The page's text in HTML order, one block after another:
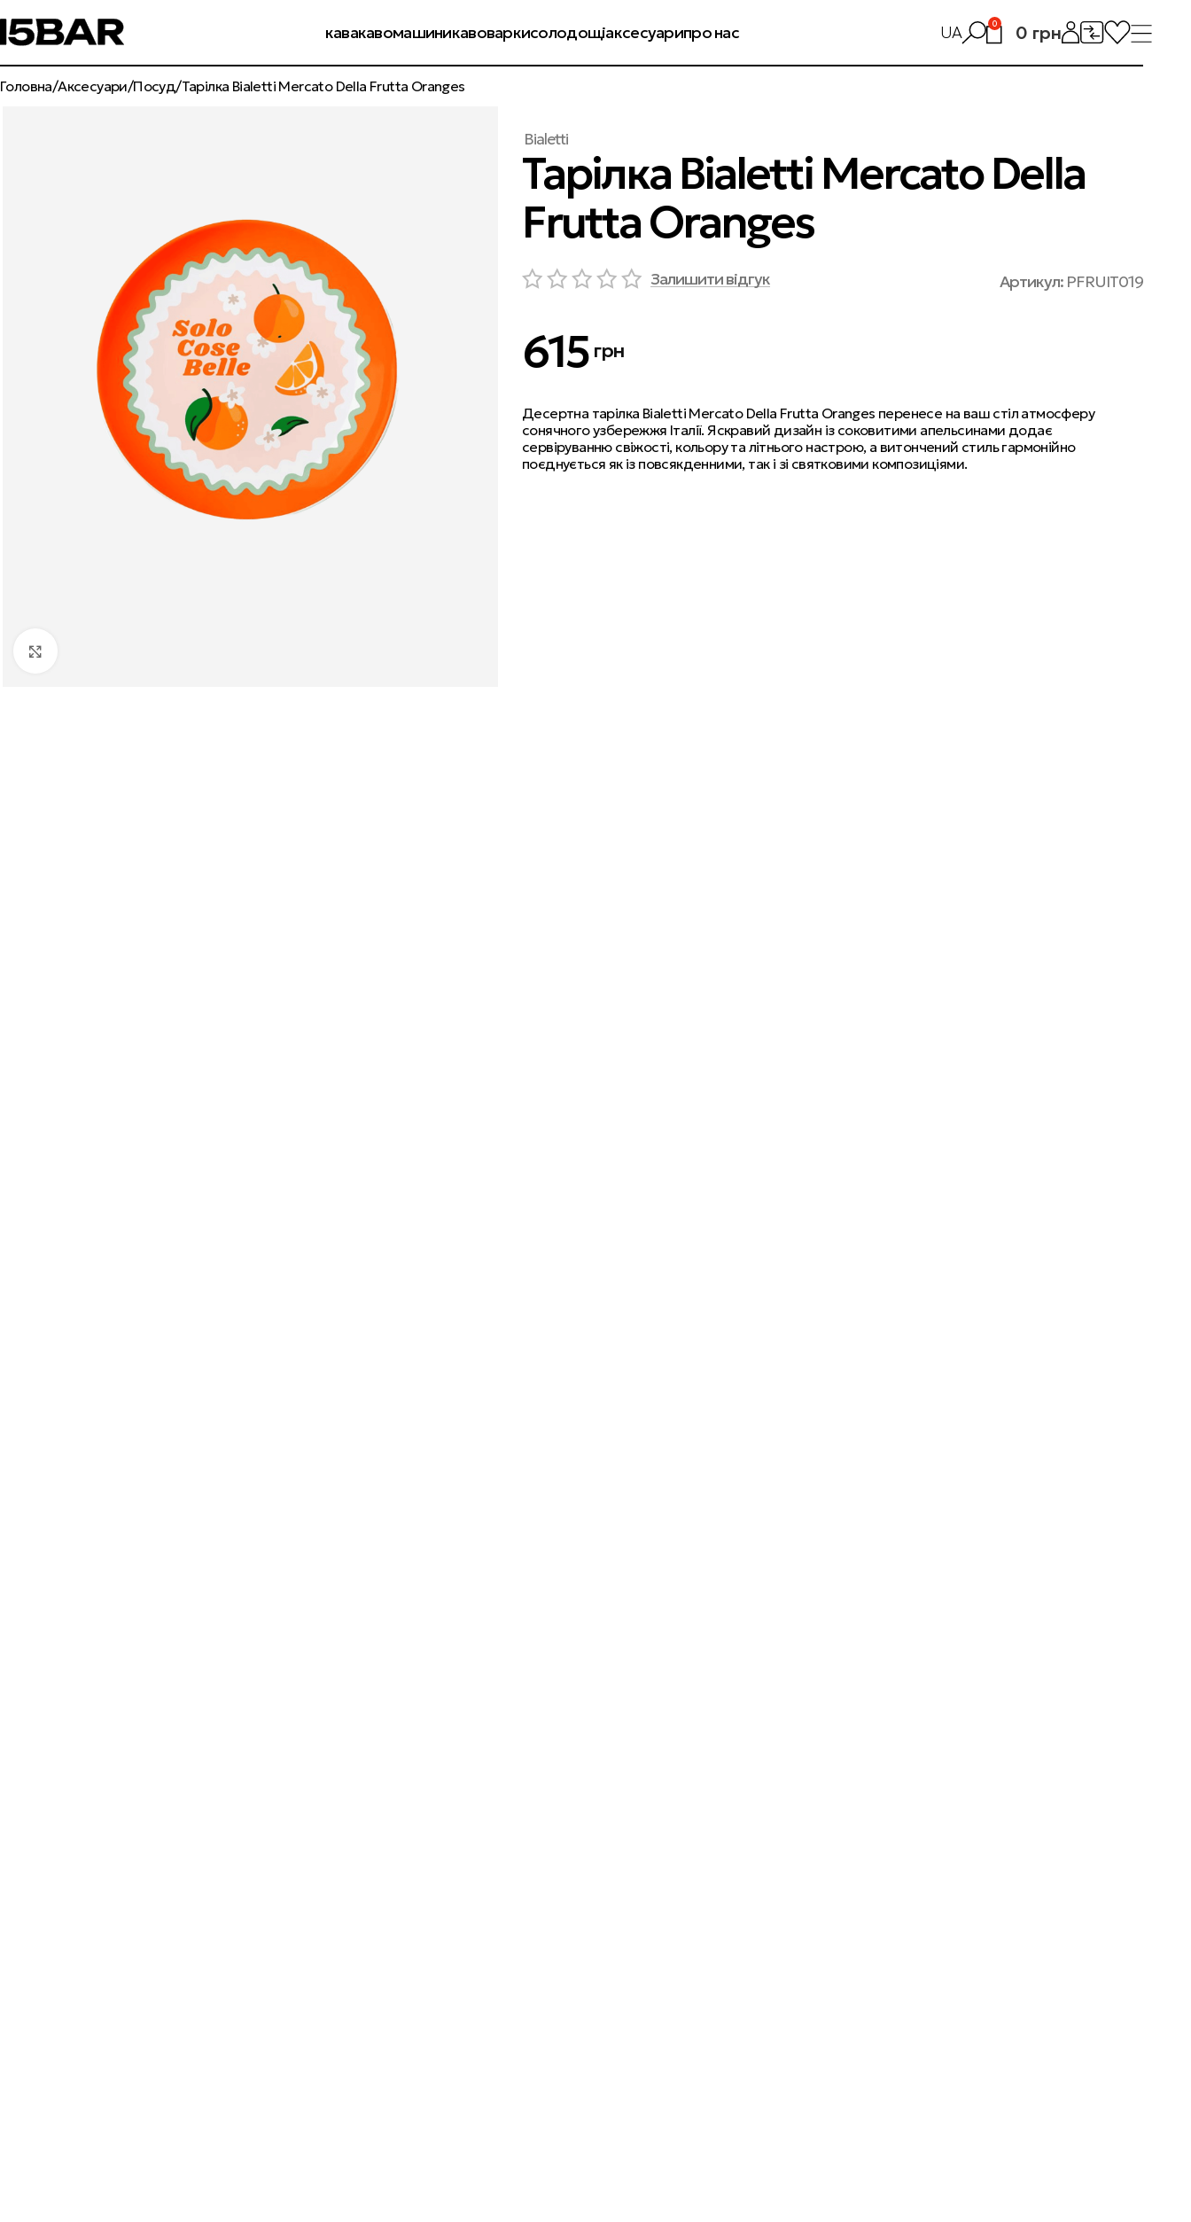
кавакавомашиникавоваркисолодощіаксесуарипро нас UA 0 0 грн
брендиколекціїоплата і доставкаобмін і повернення
Головна Аксесуари Посуд Тарілка Bialetti Mercato Della Frutta Oranges
Bialetti
Тарілка Bialetti Mercato Della
Frutta Oranges
Залишити відгук Артикул: PFRUIT019
615 грн
Десертна тарілка Bialetti Mercato Della Frutta Oranges перенесе на ваш стіл атмосферу
сонячного узбережжя Італії. Яскравий дизайн із соковитими апельсинами додає
сервіруванню свіжості, кольору та літнього настрою, а витончений стиль гармонійно
поєднується як із повсякденними, так і зі святковими композиціями.